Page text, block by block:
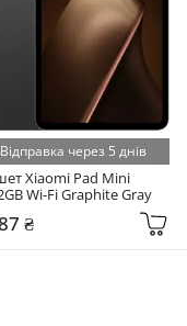
Відправка через 5 днів
Xiaomi Pad Mini
Wi-Fi Graphite Gray
₴